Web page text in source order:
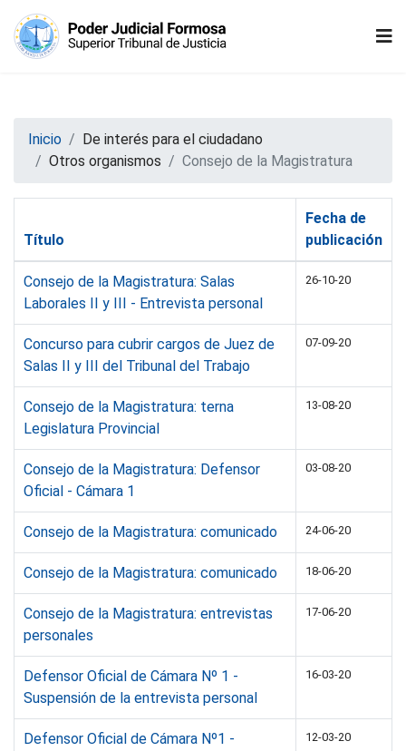
Inicio
De interés para el ciudadano
Otros organismos
Consejo de la Magistratura
Título
Fecha de
publicación
Consejo de la Magistratura: Salas
Laborales II y III - Entrevista personal
26-10-20
Concurso para cubrir cargos de Juez de
Salas II y III del Tribunal del Trabajo
07-09-20
Consejo de la Magistratura: terna
Legislatura Provincial
13-08-20
Consejo de la Magistratura: Defensor
Oficial - Cámara 1
03-08-20
Consejo de la Magistratura: comunicado 24-06-20
Consejo de la Magistratura: comunicado 18-06-20
Consejo de la Magistratura: entrevistas
personales
17-06-20
Defensor Oficial de Cámara Nº 1 -
Suspensión de la entrevista personal
16-03-20
Defensor Oficial de Cámara Nº1 -
12-03-20